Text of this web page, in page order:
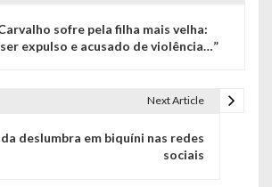
sofre pela filha mais velha:
expulso e acusado de violência…”
Next Article
deslumbra em biquíni nas redes
sociais